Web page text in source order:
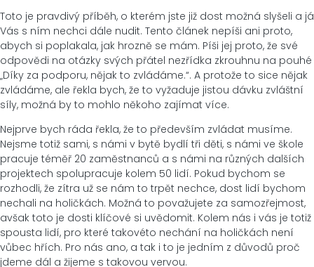
Toto je pravdivý příběh, o kterém jste již dost možná slyšeli a já
Vás s ním nechci dále nudit. Tento článek nepíši ani proto,
abych si poplakala, jak hrozně se mám. Píši jej proto, že své
odpovědi na otázky svých přátel nezřídka zkrouhnu na pouhé
„Díky za podporu, nějak to zvládáme.“. A protože to sice nějak
zvládáme, ale řekla bych, že to vyžaduje jistou dávku zvláštní
síly, možná by to mohlo někoho zajímat více.
Nejprve bych ráda řekla, že to především zvládat musíme.
Nejsme totiž sami, s námi v bytě bydlí tři děti, s námi ve škole
pracuje téměř 20 zaměstnanců a s námi na různých dalších
projektech spolupracuje kolem 50 lidí. Pokud bychom se
rozhodli, že zítra už se nám to trpět nechce, dost lidí bychom
nechali na holičkách. Možná to považujete za samozřejmost,
avšak toto je dosti klíčové si uvědomit. Kolem nás i vás je totiž
spousta lidí, pro které takovéto nechání na holičkách není
vůbec hřích. Pro nás ano, a tak i to je jedním z důvodů proč
jdeme dál a žijeme s takovou vervou.